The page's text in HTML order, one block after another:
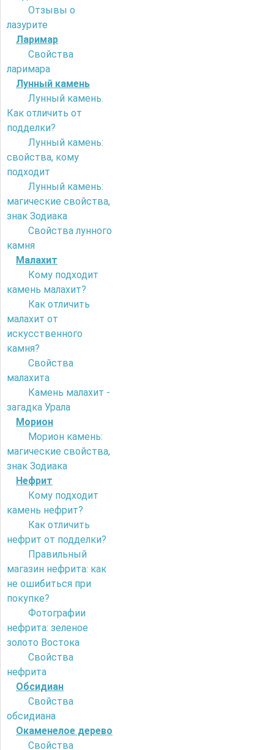
Отзывы о
лазурите
Ларимар
Свойства
ларимара
Лунный камень
Лунный камень.
Как отличить от
подделки?
Лунный камень:
свойства, кому
подходит
Лунный камень:
магические свойства,
знак Зодиака
Свойства лунного
камня
Малахит
Кому подходит
камень малахит?
Как отличить
малахит от
искусственного
камня?
Свойства
малахита
Камень малахит -
загадка Урала
Морион
Морион камень:
магические свойства,
знак Зодиака
Нефрит
Кому подходит
камень нефрит?
Как отличить
нефрит от подделки?
Правильный
магазин нефрита: как
не ошибиться при
покупке?
Фотографии
нефрита: зеленое
золото Востока
Свойства
нефрита
Обсидиан
Свойства
обсидиана
Окаменелое дерево
Свойства